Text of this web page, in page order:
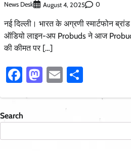
News Desk August 4, 2025 0
नई दिल्ली। भारत के अग्रणी स्मार्टफोन
ऑडियो लाइन-अप Probuds ने आज
की कीमत पर […]
Facebook
Mastodon
Email
Search